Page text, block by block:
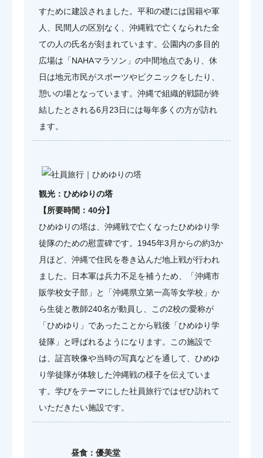
すために建設されました。平和の礎には国籍や軍
人、民間人の区別なく、沖縄戦で亡くなられた全
ての人の氏名が刻まれています。公園内の多目的
広場は「NAHAマラソン」の中間地点であり、休
日は地元市民がスポーツやピクニックをしたり、
憩いの場となっています。沖縄で組織的戦闘が終
結したとされる6月23日には毎年多くの方が訪れ
ます。
観光：ひめゆりの塔
【所要時間：40分】
ひめゆりの塔は、沖縄戦で亡くなったひめゆり学
徒隊のための慰霊碑です。1945年3月からの約3か
月ほど、沖縄で住民を巻き込んだ地上戦が行われ
ました。日本軍は兵力不足を補うため、「沖縄市
販学校女子部」と「沖縄県立第一高等女学校」か
ら生徒と教師240名が動員し、この2校の愛称が
「ひめゆり」であったことから戦後「ひめゆり学
徒隊」と呼ばれるようになります。この施設で
は、証言映像や当時の写真などを通して、ひめゆ
り学徒隊が体験した沖縄戦の様子を伝えていま
す。学びをテーマにした社員旅行ではぜひ訪れて
いただきたい施設です。
昼食：優美堂